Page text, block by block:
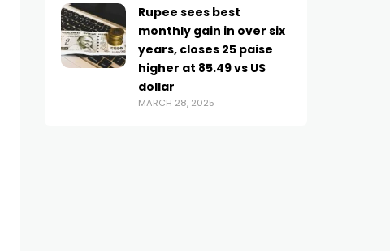
Rupee sees best
monthly gain in over six
years, closes 25 paise
higher at 85.49 vs US
dollar
MARCH 28, 2025